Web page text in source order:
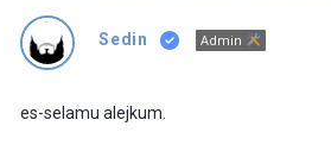
Latest
Pitanja
Sedin Admin
es-selamu alejkum.